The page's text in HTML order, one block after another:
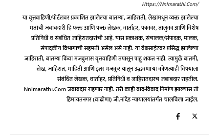
Https://nnlmarathi.com/
या वृत्तवाहिणी/पोर्टलवर प्रकाशित झालेल्या बातम्या, जाहिराती, लेखांमधून व्यक्त झालेल्या
मतांची जबाबदारी हि फक्त आणि फक्त लेखक, वार्ताहर, पत्रकार, तालुका आणि विशेष
प्रतिनिधी व संबंधित जाहिरातदारांची आहे. यास प्रकाशक, संचालक/संपादक, मालक,
संपादकीय विभागाची सहमती असेल असे नाही. या वेबसाईटवर प्रसिद्ध झालेल्या
जाहिराती, बातम्या किंवा मजकुरास वृत्तवाहिणी तपासून पाहू शकत नाही. त्यामुळे बातमी,
लेख, जाहिरात, माहिती आणि इतर मजकूर यातून उद्भवणाऱ्या कोणत्याही विषयाला
संबंधित लेखक, वार्ताहर, प्रतिनिधी व जाहिरातदारच जबाबदार राहतील.
Nnlmarathi.com जबाबदार राहणार नाही. तरी काही वाद-विवाद निर्माण झाल्यास तो
हिमायतनगर (वाढोणा) जी.नांदेड न्यायालयांतर्गत चालविला जाईल.